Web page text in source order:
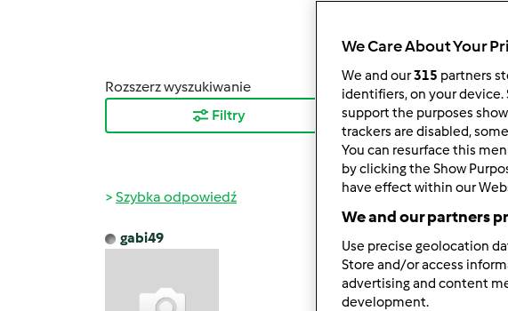
Rozszerz wyszukiwanie
Filtry
Sortuj po:
Najnowsze wyniki
Szybka odpowiedź
gabi49
ndz., 08/26/2012 - 21:36
Zanim będzie ta szara
We Care About Your
We and our315 partners
identifiers, on your
support the purposes
trackers are disabled,
You can resurface this
by clicking the Show
have effect within our
We and our partners
Use precise geolocation
Store and/or access
advertising and content
development.